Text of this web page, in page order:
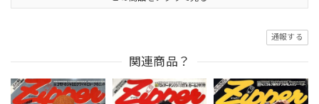
通報する
関連商品？